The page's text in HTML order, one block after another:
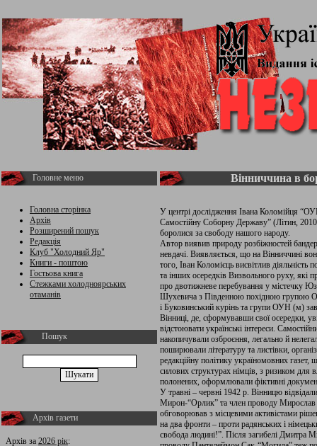
Головне меню
Головна сторінка
Архів
Розширений пошук
Редакція
Клуб "Холодний Яр"
Книги - поштою
Гостьова книга
Стежками холодноярських
отаманів
Пошук
Архів газети
Архів за 2026 рік:
Вінниччина в
У центрі дослідження Івана Коломійця
Самостійну Соборну Державу” (Літин,
боролися за свободу нашого народу.
Автор виявив природу розбіжностей
невдачі. Виявляється, що на Вінниччині
того, Іван Коломієць висвітлив
та інших осередків Визвольного руху, які
про двотижневе перебування у містечку
Шухевича з Південною похідною групою
і Буковинський курінь та групи ОУН (м)
Вінниці, де, сформувавши свої осередки,
відстоювати українські інтереси.
накопичували озброєння, легально й
поширювали літературу та листівки,
редакційну політику україномовних
силових структурах німців, з ризиком для
полонених, оформлювали фіктивні
У травні – червні 1942 р. Вінницю
Мирон-“Орлик” та член проводу Мирослав
обговорював з місцевими активістами
на два фронти – проти радянських і
свобода людині!”. Після загибелі Дмитра